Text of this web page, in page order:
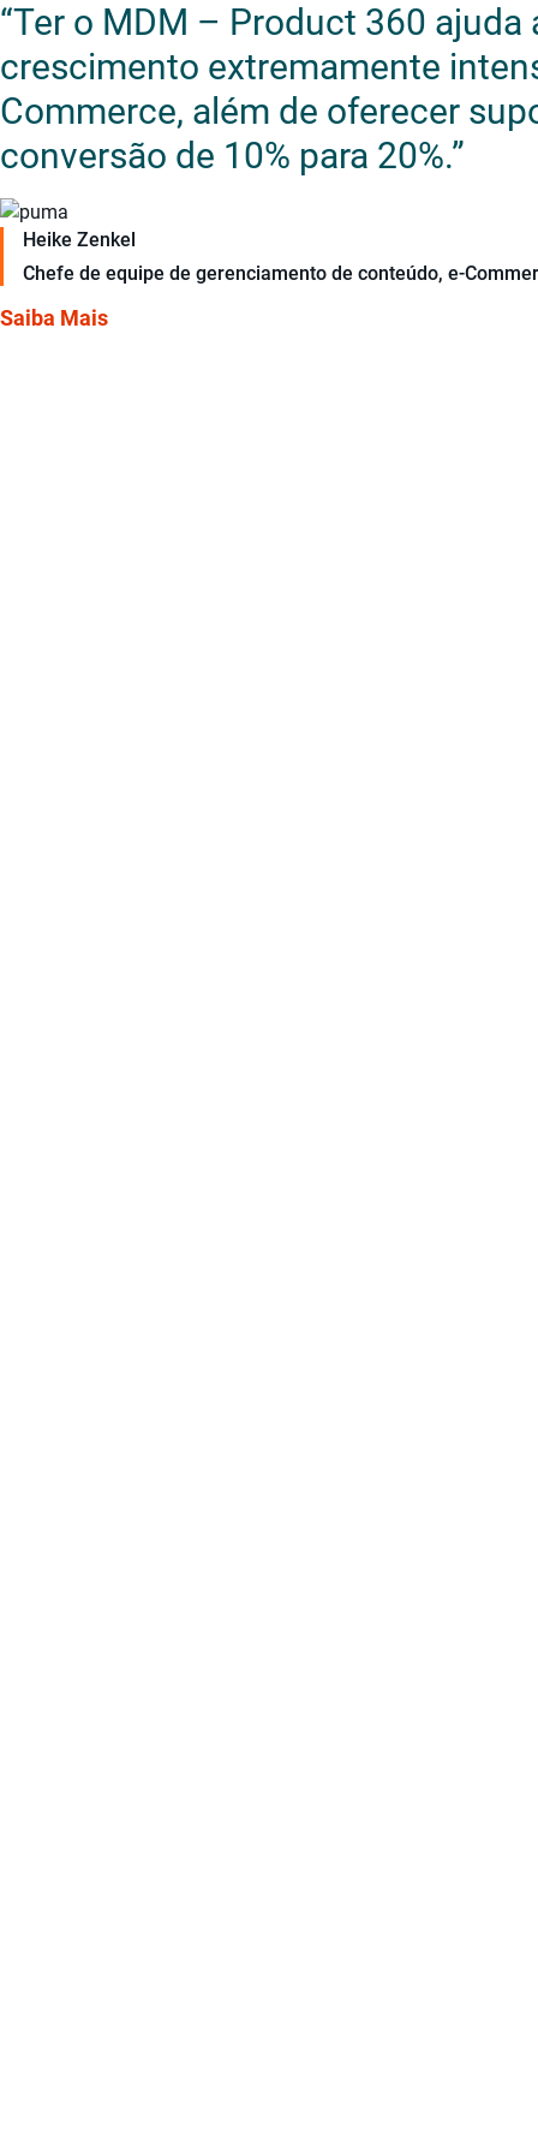
“Ter o MDM – Product 360
crescimento extremamente
Commerce, além de oferecer
conversão de 10% para 20%.”
Heike Zenkel
Chefe de equipe de gerenciamento de conteúdo, e-
Saiba Mais